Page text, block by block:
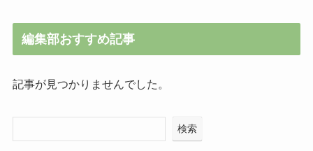
編集部おすすめ記事
記事が見つかりませんでした。
検索